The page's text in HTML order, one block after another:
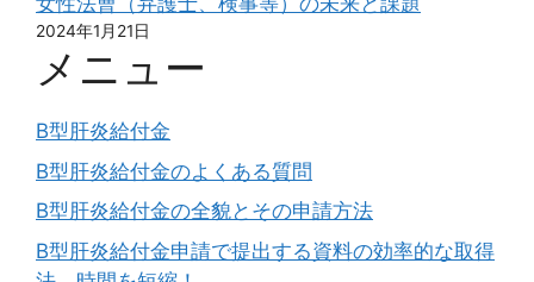
2024年1月21日
メニュー
B型肝炎給付金
B型肝炎給付金のよくある質問
B型肝炎給付金の全貌とその申請方法
B型肝炎給付金申請で提出する資料の効率的な取得